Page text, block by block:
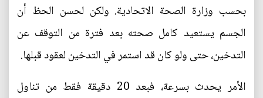
بحسب وزارة الصحة الاتحادية. ولكن لحسن الحظ أن
الجسم يستعيد كامل صحته بعد فترة من التوقف عن
التدخين، حتى ولو كان قد استمر في التدخين لعقود قبلها.
الأمر يحدث بسرعة، فبعد 20 دقيقة فقط من تناول